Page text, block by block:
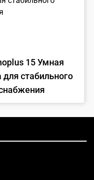
15 Умная
стабильного